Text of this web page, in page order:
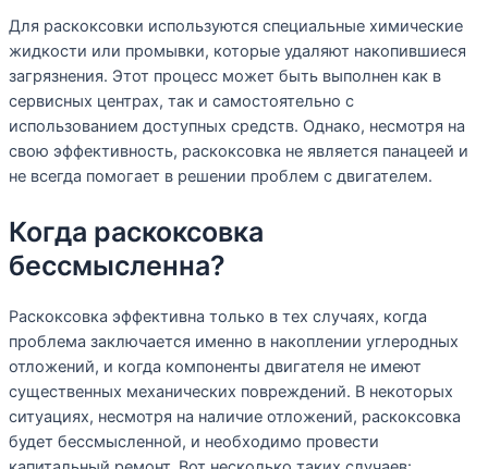
Для раскоксовки используются специальные химические
жидкости или промывки, которые удаляют накопившиеся
загрязнения. Этот процесс может быть выполнен как в
сервисных центрах, так и самостоятельно с
использованием доступных средств. Однако, несмотря на
свою эффективность, раскоксовка не является панацеей и
не всегда помогает в решении проблем с двигателем.
Когда раскоксовка
бессмысленна?
Раскоксовка эффективна только в тех случаях, когда
проблема заключается именно в накоплении углеродных
отложений, и когда компоненты двигателя не имеют
существенных механических повреждений. В некоторых
ситуациях, несмотря на наличие отложений, раскоксовка
будет бессмысленной, и необходимо провести